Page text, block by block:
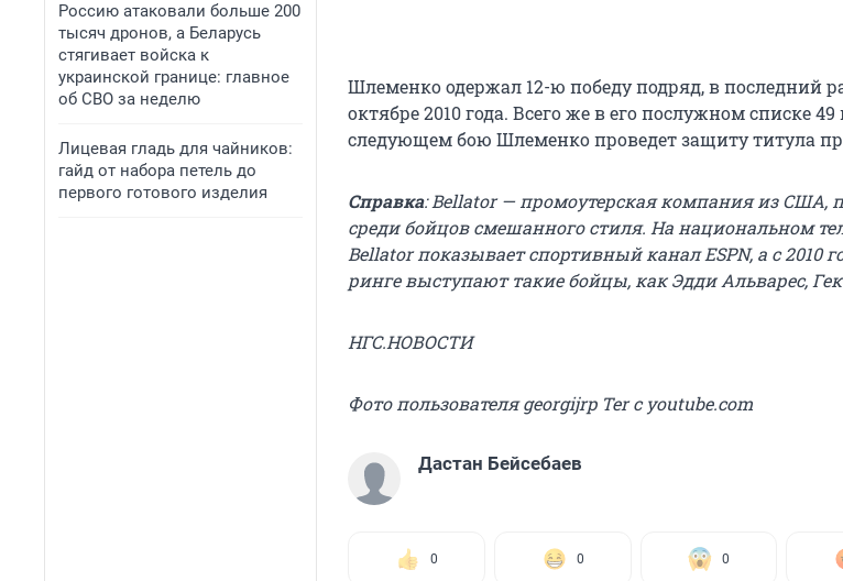
Россию атаковали больше 200
тысяч дронов, а Беларусь
стягивает войска к
украинской границе: главное
об СВО за неделю
Лицевая гладь для чайников:
гайд от набора петель до
первого готового изделия
Шлеменко одержал 12-ю победу подряд, в последний
октябре 2010 года. Всего же в его послужном списке
следующем бою Шлеменко проведет защиту титула
Справка: Bellator — промоутерская компания из США,
среди бойцов смешанного стиля. На национальном
Bellator показывает спортивный канал ESPN, а с 2010
ринге выступают такие бойцы, как Эдди Альварес,
НГС.НОВОСТИ
Фото пользователя georgijrp Ter с youtube.com
Дастан Бейсебаев
0 0 0